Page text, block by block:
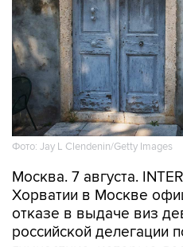
Фото: Jay L Clendenin/Getty Images
Москва. 7 августа.
Хорватии в Москве
отказе в выдаче виз
российской делегации